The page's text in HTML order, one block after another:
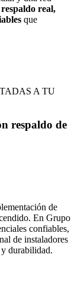
respaldo real,
que
A TU
respaldo de
de
En Grupo
confiables,
de instaladores
durabilidad.